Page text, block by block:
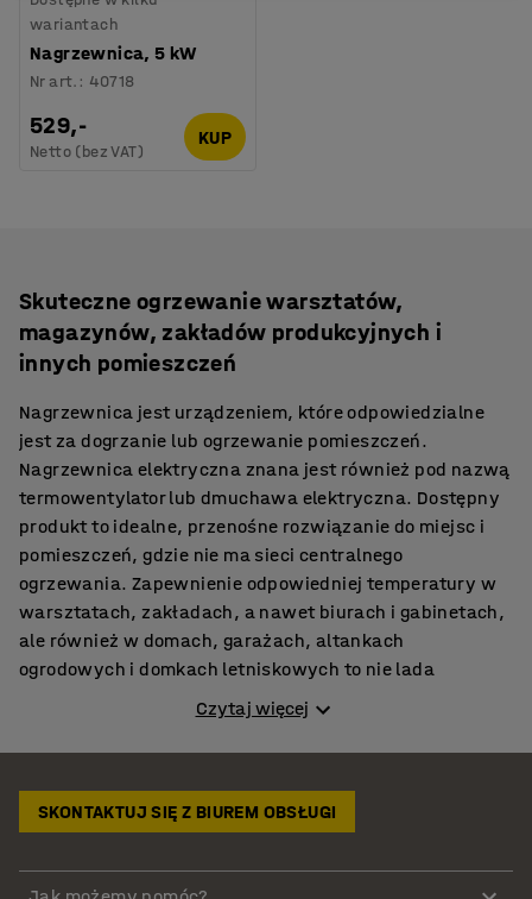
wariantach
Nagrzewnica, 5 kW
Nr art. : 40718
529,-
Netto (bez VAT)
KUP
Skuteczne ogrzewanie warsztatów,
magazynów, zakładów produkcyjnych i
innych pomieszczeń
Nagrzewnica jest urządzeniem, które odpowiedzialne
jest za dogrzanie lub ogrzewanie pomieszczeń.
Nagrzewnica elektryczna znana jest również pod nazwą
termowentylator lub dmuchawa elektryczna. Dostępny
produkt to idealne, przenośne rozwiązanie do miejsc i
pomieszczeń, gdzie nie ma sieci centralnego
ogrzewania. Zapewnienie odpowiedniej temperatury w
warsztatach, zakładach, a nawet biurach i gabinetach,
ale również w domach, garażach, altankach
ogrodowych i domkach letniskowych to nie lada
wyzwanie. Latem pomieszczenia te wymagają
potężnych nakładów na klimatyzację, w pozostałe pory
roku natomiast nie mniejszych wydatków na ogrzewanie
przypadku niewielkich budynków, osiedlowych sklepów,
kiosków lub nawet małych biur problem jest znikomy i w
zupełności wystarczają małe nagrzewnice powietrza
Czytaj więcej
SKONTAKTUJ SIĘ Z BIUREM OBSŁUGI